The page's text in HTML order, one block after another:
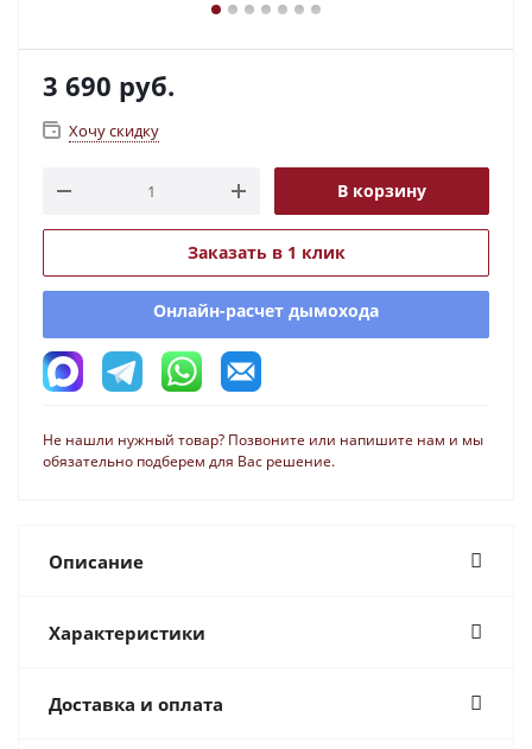
3 690 руб.
Хочу скидку
В корзину
Заказать в 1 клик
Онлайн-расчет дымохода
Не нашли нужный товар? Позвоните или напишите нам и мы
обязательно подберем для Вас решение.
Описание
Характеристики
Доставка и оплата